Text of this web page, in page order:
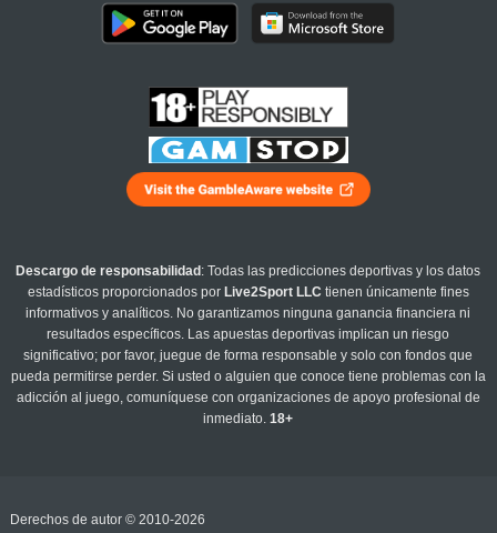
Descargo de responsabilidad : Todas las predicciones deportivas y los datos
estadísticos proporcionados por Live2Sport LLC tienen únicamente fines
informativos y analíticos. No garantizamos ninguna ganancia financiera ni
resultados específicos. Las apuestas deportivas implican un riesgo
significativo; por favor, juegue de forma responsable y solo con fondos que
pueda permitirse perder. Si usted o alguien que conoce tiene problemas con la
adicción al juego, comuníquese con organizaciones de apoyo profesional de
inmediato.18+
Derechos de autor © 2010-2026